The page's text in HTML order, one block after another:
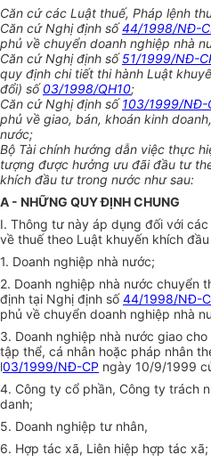
Căn cứ các Luật thuế, Pháp lệnh
Căn cứ Nghị định số44/1998/NĐ-
phủ về chuyển doanh nghiệp nhà
Căn cứ Nghị định số51/1999/NĐ-
quy định chi tiết thi hành Luật
đổi) số03/1998/QH10;
Căn cứ Nghị định số103/1999/NĐ-
phủ về giao, bán, khoán kinh
nước;
Bộ Tài chính hướng dẫn việc thực
tượng được hưởng ưu đãi đầu tư
khích đầu tư trong nước như sau:
A - NHỮNG QUY ĐỊNH CHUNG
I. Thông tư này áp dụng đối với
về thuế theo Luật khuyến khích
1. Doanh nghiệp nhà nước;
2. Doanh nghiệp nhà nước chuyển
định tại Nghị định số44/1998/NĐ-
phủ về chuyển doanh nghiệp nhà
3. Doanh nghiệp nhà nước giao
tập thể, cá nhân hoặc pháp nhân
l03/1999/NĐ-CP ngày 10/9/1999
4. Công ty cổ phần, Công ty trách
danh;
5. Doanh nghiệp tư nhân,
6. Hợp tác xã, Liên hiệp hợp tác xã;